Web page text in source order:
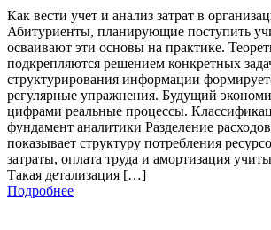
Как вести учет и анализ затрат в
Абитуриенты, планирующие поступить
осваивают эти основы на практике.
подкрепляются решением конкретных
структурирования информации
регулярные упражнения. Будущий
цифрами реальные процессы.
фундамент аналитики Разделение
показывает структуру потребления
затраты, оплата труда и амортизация
Такая детализация […]
Подробнее